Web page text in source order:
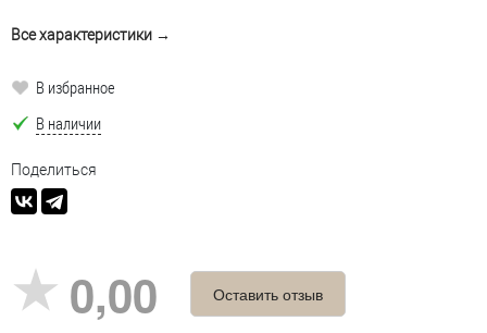
Все характеристики →
В избранное
В наличии
Поделиться
0,00 Оставить отзыв